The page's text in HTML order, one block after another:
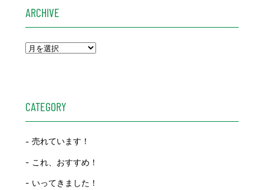
ARCHIVE
CATEGORY
売れています！
これ、おすすめ！
いってきました！